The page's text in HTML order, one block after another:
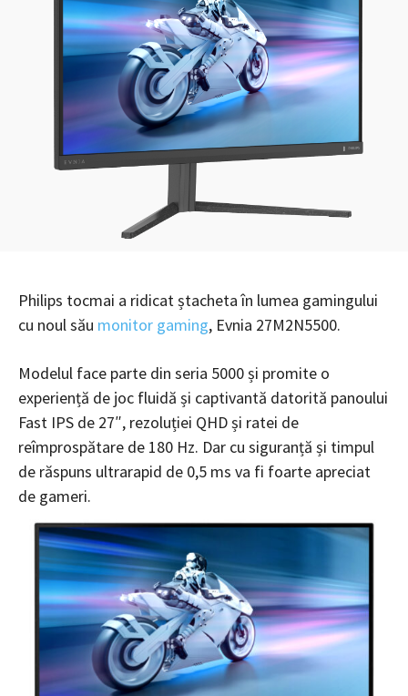
Philips tocmai a ridicat ștacheta în lumea gamingului
cu noul său monitor gaming, Evnia 27M2N5500.
Modelul face parte din seria 5000 și promite o
experiență de joc fluidă și captivantă datorită panoului
Fast IPS de 27″, rezoluției QHD și ratei de
reîmprospătare de 180 Hz. Dar cu siguranță și timpul
de răspuns ultrarapid de 0,5 ms va fi foarte apreciat
de gameri.